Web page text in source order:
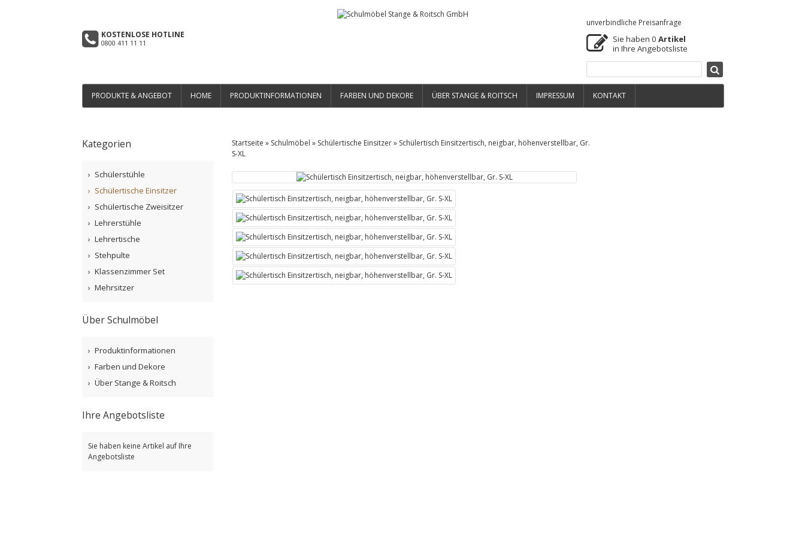
KOSTENLOSE HOTLINE
0800 411 11 11
unverbindliche Preisanfrage
Sie haben 0 Artikel
in Ihre Angebotsliste
PRODUKTE & ANGEBOT HOME PRODUKTINFORMATIONEN FARBEN UND DEKORE ÜBER STANGE & ROITSCH IMPRESSUM KONTAKT
Startseite » Schulmöbel » Schülertische Einsitzer» Schülertisch Einsitzertisch, neigbar, höhenverstellbar, Gr.
S-XL
Kategorien
Schülerstühle
Schülertische Einsitzer
Schülertische Zweisitzer
Lehrerstühle
Lehrertische
Stehpulte
Klassenzimmer Set
Mehrsitzer
Über Schulmöbel
Produktinformationen
Farben und Dekore
Über Stange & Roitsch
Ihre Angebotsliste
Sie haben keine Artikel auf Ihre
Angebotsliste